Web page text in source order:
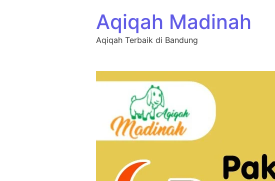
Aqiqah Madinah
Aqiqah Terbaik di Bandung